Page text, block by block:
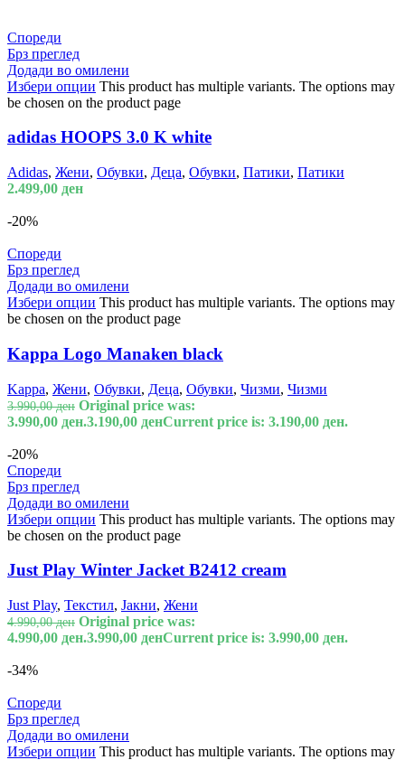
Спореди
Брз преглед
Додади во омилени
Избери опции This product has multiple variants. The options may
be chosen on the product page
adidas HOOPS 3.0 K white
Adidas, Жени, Обувки, Деца, Обувки, Патики, Патики
2.499,00 ден
-20%
Спореди
Брз преглед
Додади во омилени
Избери опции This product has multiple variants. The options may
be chosen on the product page
Kappa Logo Manaken black
Kappa, Жени, Обувки, Деца, Обувки, Чизми, Чизми
3.990,00ден Original price was:
3.990,00 ден.3.190,00 денCurrent price is: 3.190,00 ден.
-20%
Спореди
Брз преглед
Додади во омилени
Избери опции This product has multiple variants. The options may
be chosen on the product page
Just Play Winter Jacket B2412 cream
Just Play, Текстил, Јакни, Жени
4.990,00ден Original price was:
4.990,00 ден.3.990,00 денCurrent price is: 3.990,00 ден.
-34%
Спореди
Брз преглед
Додади во омилени
Избери опции This product has multiple variants. The options may